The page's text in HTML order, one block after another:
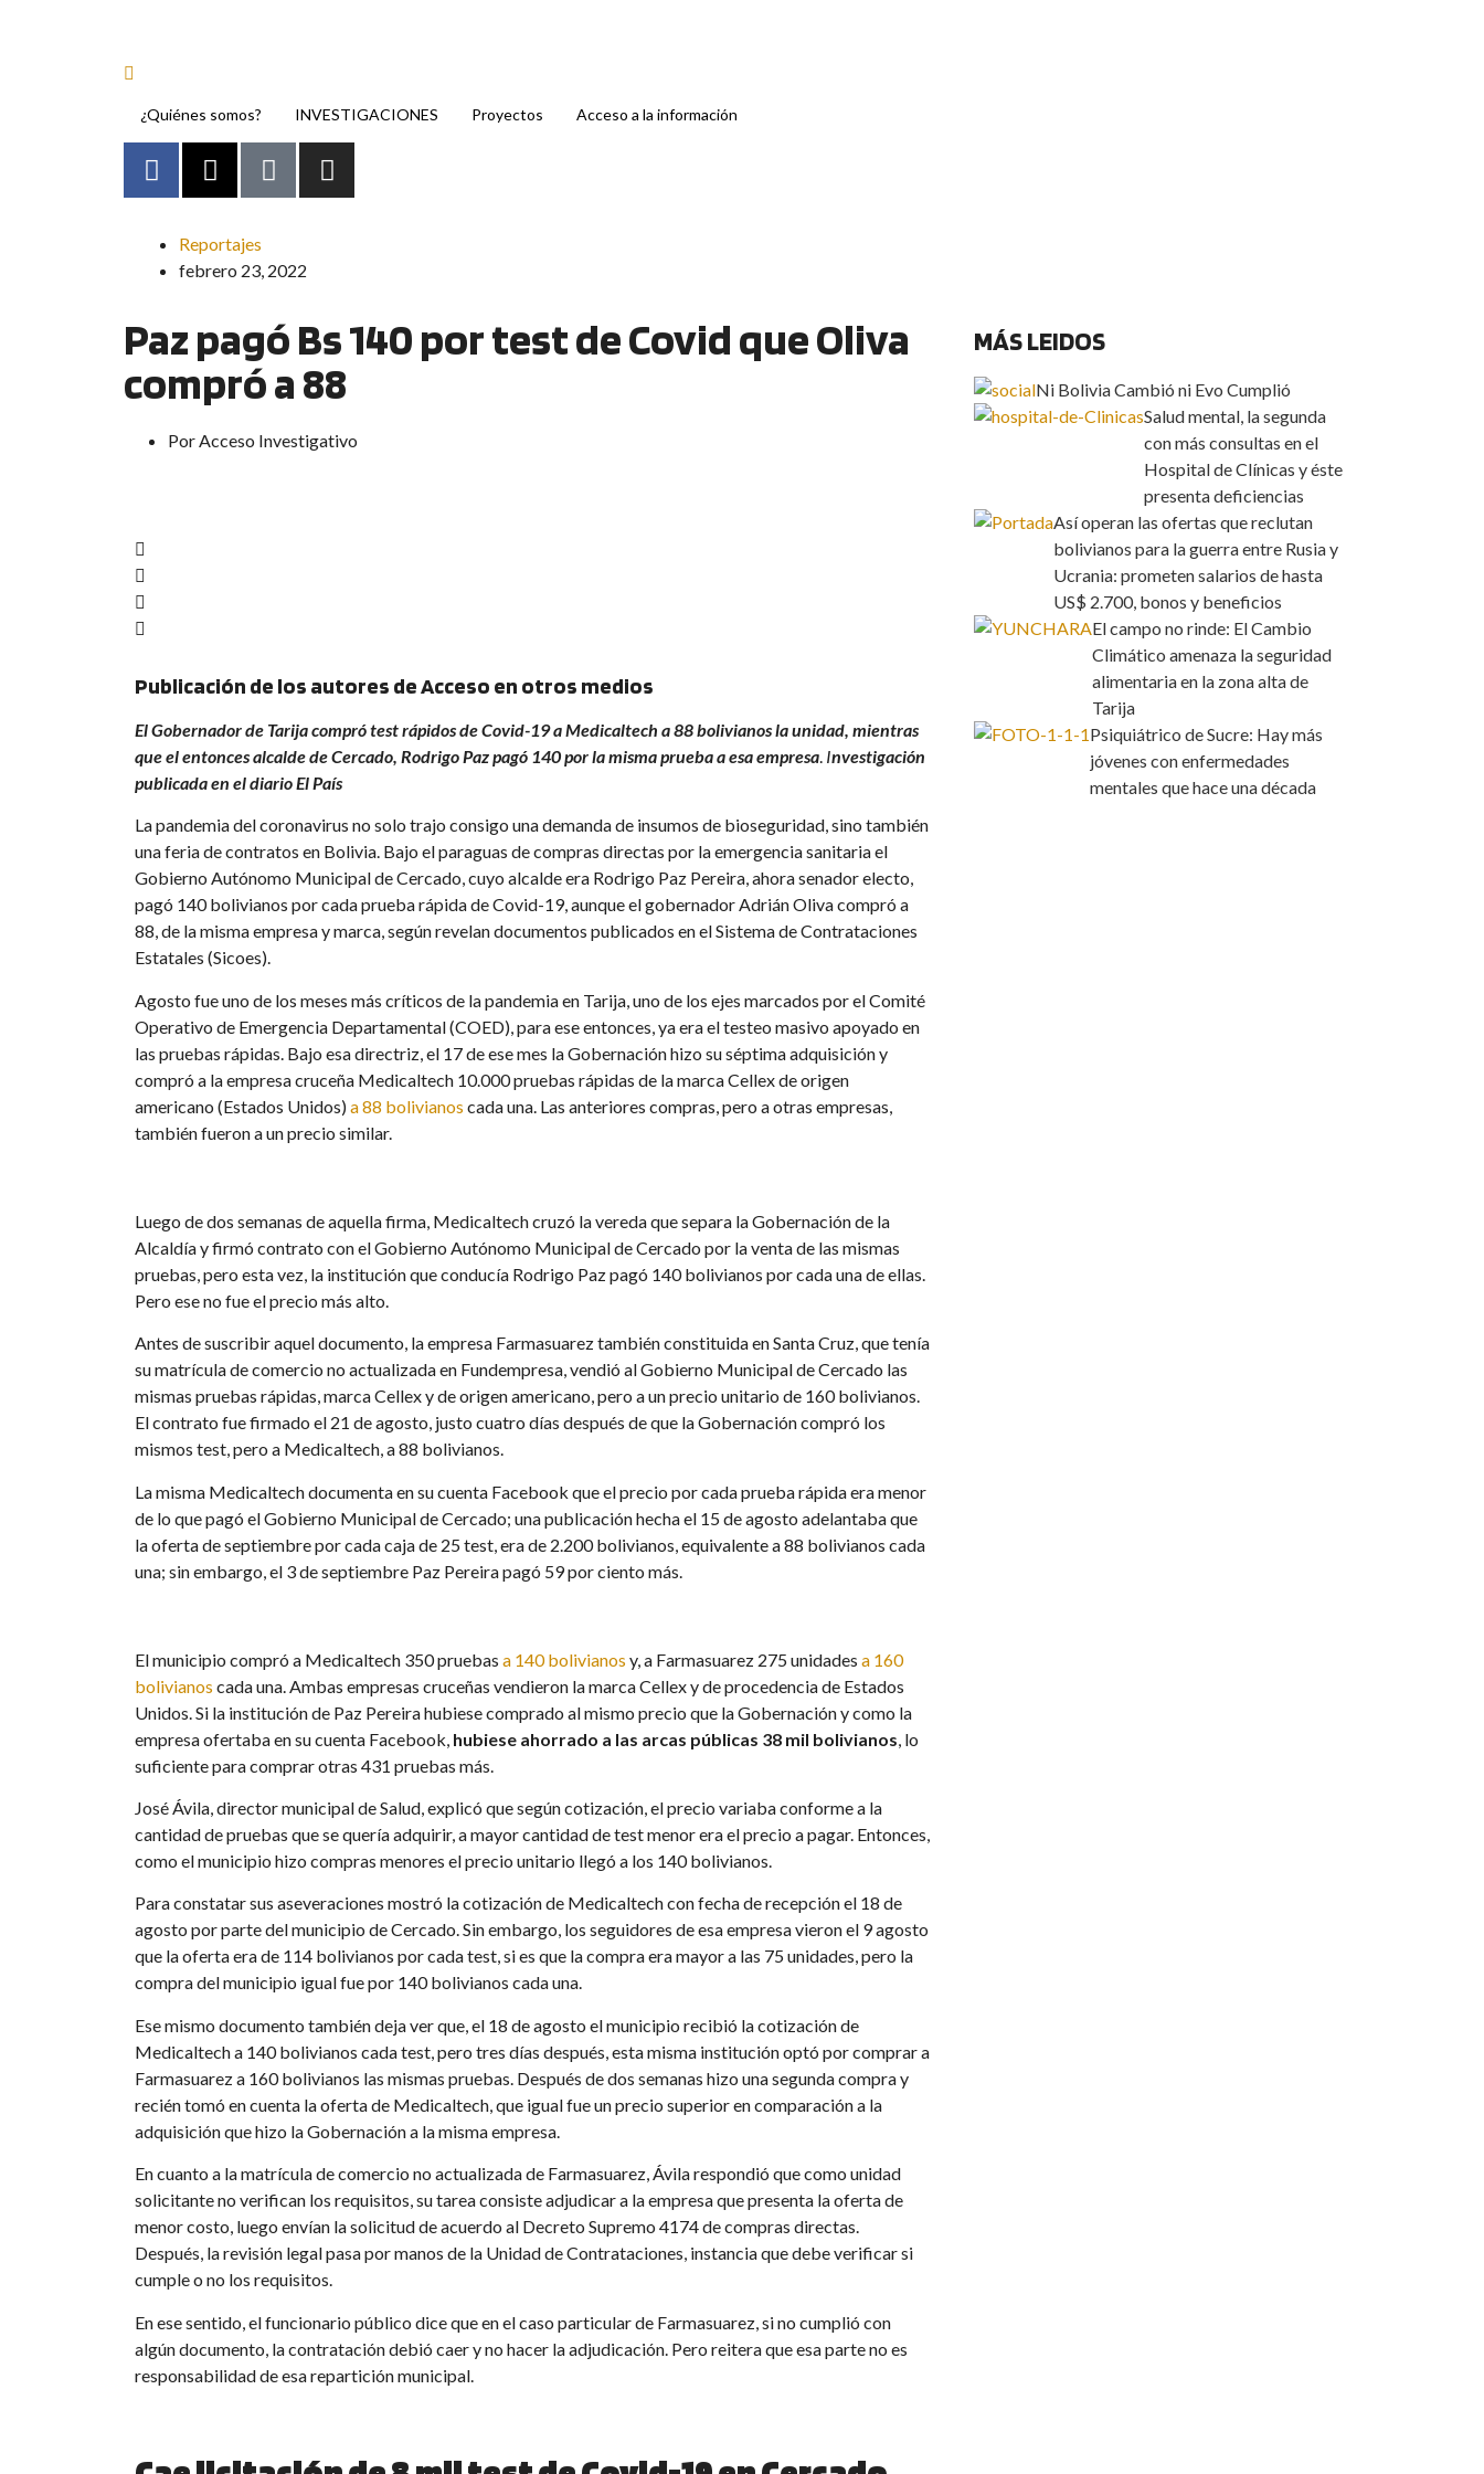
¿Quiénes somos? INVESTIGACIONES Proyectos Acceso a la información
Reportajes
febrero 23, 2022
Paz pagó Bs 140 por test de Covid que Oliva
compró a 88
PorAcceso Investigativo
Publicación de los autores de Acceso en otros medios
El Gobernador de Tarija compró test rápidos de Covid-19 a Medicaltech a 88 bolivianos la unidad, mientras
que el entonces alcalde de Cercado, Rodrigo Paz pagó 140 por la misma prueba a esa empresa. Investigación
publicada en el diario El País
La pandemia del coronavirus no solo trajo consigo una demanda de insumos de bioseguridad, sino también
una feria de contratos en Bolivia. Bajo el paraguas de compras directas por la emergencia sanitaria el
Gobierno Autónomo Municipal de Cercado, cuyo alcalde era Rodrigo Paz Pereira, ahora senador electo,
pagó 140 bolivianos por cada prueba rápida de Covid-19, aunque el gobernador Adrián Oliva compró a
88, de la misma empresa y marca, según revelan documentos publicados en el Sistema de Contrataciones
Estatales (Sicoes).
Agosto fue uno de los meses más críticos de la pandemia en Tarija, uno de los ejes marcados por el Comité
Operativo de Emergencia Departamental (COED), para ese entonces, ya era el testeo masivo apoyado en
las pruebas rápidas. Bajo esa directriz, el 17 de ese mes la Gobernación hizo su séptima adquisición y
compró a la empresa cruceña Medicaltech 10.000 pruebas rápidas de la marca Cellex de origen
americano (Estados Unidos)a 88 bolivianos cada una. Las anteriores compras, pero a otras empresas,
también fueron a un precio similar.
Luego de dos semanas de aquella firma, Medicaltech cruzó la vereda que separa la Gobernación de la
Alcaldía y firmó contrato con el Gobierno Autónomo Municipal de Cercado por la venta de las mismas
pruebas, pero esta vez, la institución que conducía Rodrigo Paz pagó 140 bolivianos por cada una de ellas.
Pero ese no fue el precio más alto.
Antes de suscribir aquel documento, la empresa Farmasuarez también constituida en Santa Cruz, que tenía
su matrícula de comercio no actualizada en Fundempresa, vendió al Gobierno Municipal de Cercado las
mismas pruebas rápidas, marca Cellex y de origen americano, pero a un precio unitario de 160 bolivianos.
El contrato fue firmado el 21 de agosto, justo cuatro días después de que la Gobernación compró los
mismos test, pero a Medicaltech, a 88 bolivianos.
La misma Medicaltech documenta en su cuenta Facebook que el precio por cada prueba rápida era menor
de lo que pagó el Gobierno Municipal de Cercado; una publicación hecha el 15 de agosto adelantaba que
la oferta de septiembre por cada caja de 25 test, era de 2.200 bolivianos, equivalente a 88 bolivianos cada
una; sin embargo, el 3 de septiembre Paz Pereira pagó 59 por ciento más.
El municipio compró a Medicaltech 350 pruebas a 140 bolivianos y, a Farmasuarez 275 unidades a 160
bolivianos cada una. Ambas empresas cruceñas vendieron la marca Cellex y de procedencia de Estados
Unidos. Si la institución de Paz Pereira hubiese comprado al mismo precio que la Gobernación y como la
empresa ofertaba en su cuenta Facebook, hubiese ahorrado a las arcas públicas 38 mil bolivianos , lo
suficiente para comprar otras 431 pruebas más.
José Ávila, director municipal de Salud, explicó que según cotización, el precio variaba conforme a la
cantidad de pruebas que se quería adquirir, a mayor cantidad de test menor era el precio a pagar. Entonces,
como el municipio hizo compras menores el precio unitario llegó a los 140 bolivianos.
Para constatar sus aseveraciones mostró la cotización de Medicaltech con fecha de recepción el 18 de
agosto por parte del municipio de Cercado. Sin embargo, los seguidores de esa empresa vieron el 9 agosto
que la oferta era de 114 bolivianos por cada test, si es que la compra era mayor a las 75 unidades, pero la
compra del municipio igual fue por 140 bolivianos cada una.
Ese mismo documento también deja ver que, el 18 de agosto el municipio recibió la cotización de
Medicaltech a 140 bolivianos cada test, pero tres días después, esta misma institución optó por comprar a
Farmasuarez a 160 bolivianos las mismas pruebas. Después de dos semanas hizo una segunda compra y
recién tomó en cuenta la oferta de Medicaltech, que igual fue un precio superior en comparación a la
adquisición que hizo la Gobernación a la misma empresa.
En cuanto a la matrícula de comercio no actualizada de Farmasuarez, Ávila respondió que como unidad
solicitante no verifican los requisitos, su tarea consiste adjudicar a la empresa que presenta la oferta de
menor costo, luego envían la solicitud de acuerdo al Decreto Supremo 4174 de compras directas.
Después, la revisión legal pasa por manos de la Unidad de Contrataciones, instancia que debe verificar si
cumple o no los requisitos.
En ese sentido, el funcionario público dice que en el caso particular de Farmasuarez, si no cumplió con
algún documento, la contratación debió caer y no hacer la adjudicación. Pero reitera que esa parte no es
responsabilidad de esa repartición municipal.
MÁS LEIDOS
Ni Bolivia Cambió ni Evo Cumplió
Salud mental, la segunda
con más consultas en el
Hospital de Clínicas y éste
presenta deficiencias
Así operan las ofertas que reclutan
bolivianos para la guerra entre Rusia y
Ucrania: prometen salarios de hasta
US$ 2.700, bonos y beneficios
El campo no rinde: El Cambio
Climático amenaza la seguridad
alimentaria en la zona alta de
Tarija
Psiquiátrico de Sucre: Hay más
jóvenes con enfermedades
mentales que hace una década